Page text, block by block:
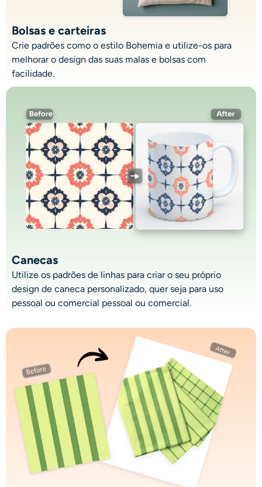
Bolsas e carteiras
Crie padrões como o estilo Bohemia e utilize-os para
melhorar o design das suas malas e bolsas com
facilidade.
Canecas
Utilize os padrões de linhas para criar o seu próprio
design de caneca personalizado, quer seja para uso
pessoal ou comercial pessoal ou comercial.